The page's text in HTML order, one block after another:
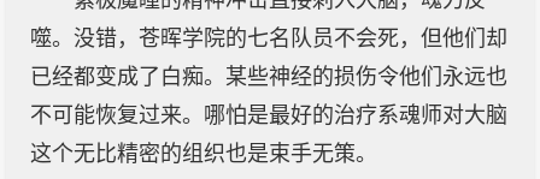
噬。没错，苍晖学院的七名队员不会死，但他们却
已经都变成了白痴。某些神经的损伤令他们永远也
不可能恢复过来。哪怕是最好的治疗系魂师对大脑
这个无比精密的组织也是束手无策。